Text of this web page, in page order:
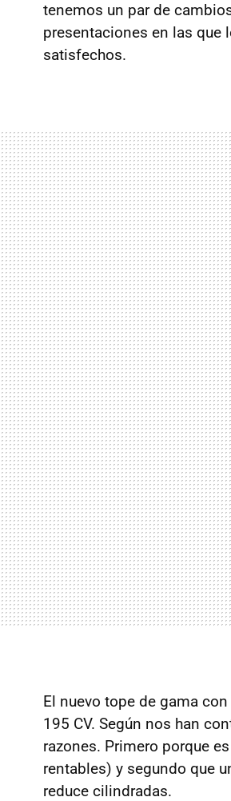
tenemos un par de
presentaciones en las que
satisfechos.
El nuevo tope de gama
195 CV. Según nos han
razones. Primero porque
rentables) y segundo que
reduce cilindradas.